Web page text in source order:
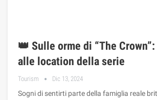
👑 Sulle orme di “The
alle location della serie
Tourism Dic 13, 2024
Sogni di sentirti parte della famiglia reale